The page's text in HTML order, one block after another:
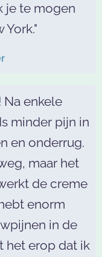
je te mogen
Na enkele
minder pijn in
en onderrug.
maar het
de creme
enorm
in de
het erop dat ik